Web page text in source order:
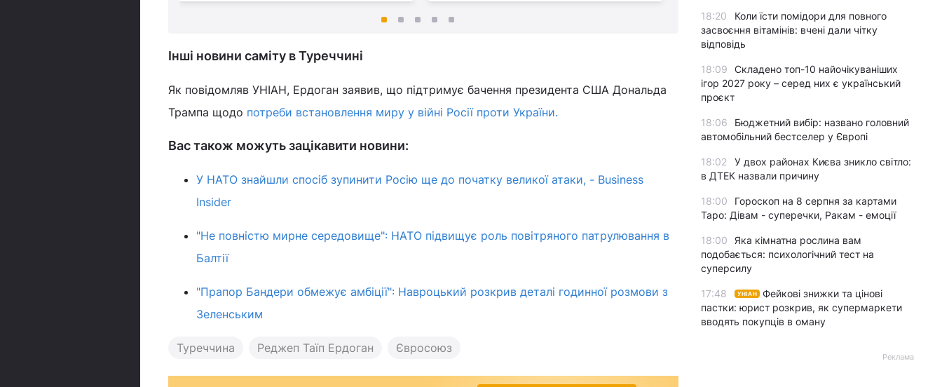
Інші новини саміту в Туреччині
Як повідомляв УНІАН, Ердоган заявив, що підтримує бачення президента США Дональда
Трампа щодо потреби встановлення миру у війні Росії проти України.
Вас також можуть зацікавити новини:
У НАТО знайшли спосіб зупинити Росію ще до початку великої атаки, - Business
Insider
"Не повністю мирне середовище": НАТО підвищує роль повітряного патрулювання в
Балтії
"Прапор Бандери обмежує амбіції": Навроцький розкрив деталі годинної розмови з
Зеленським
Туреччина Реджеп Таїп Ердоган Євросоюз
18:20
Коли їсти помідори для повного
засвоєння вітамінів: вчені дали чітку
відповідь
18:09
Складено топ-10 найочікуваніших
ігор 2027 року – серед них є український
проєкт
18:06
Бюджетний вибір: названо головний
автомобільний бестселер у Європі
18:02
У двох районах Києва зникло світло:
в ДТЕК назвали причину
18:00
Гороскоп на 8 серпня за картами
Таро: Дівам - суперечки, Ракам - емоції
18:00
Яка кімнатна рослина вам
подобається: психологічний тест на
суперсилу
17:48 УНІАН
Фейкові знижки та цінові
пастки: юрист розкрив, як супермаркети
вводять покупців в оману
Реклама